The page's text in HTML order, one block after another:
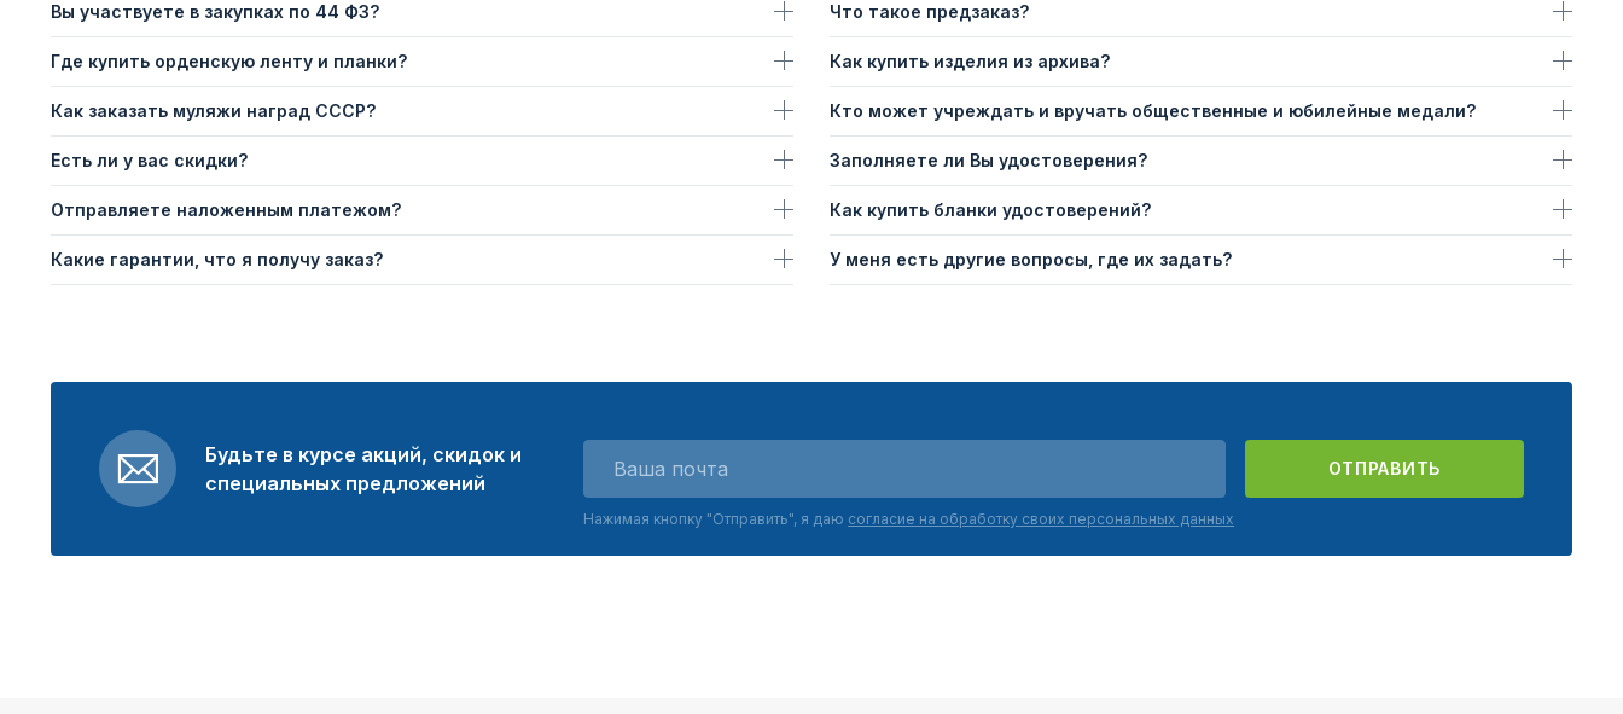
Вы участвуете в закупках по 44 ФЗ?
Где купить орденскую ленту и планки?
Как заказать муляжи наград СССР?
Есть ли у вас скидки?
Отправляете наложенным платежом?
Какие гарантии, что я получу заказ?
Что такое предзаказ?
Как купить изделия из архива?
Кто может учреждать и вручать общественные и юбилейные медали?
Заполняете ли Вы удостоверения?
Как купить бланки удостоверений?
У меня есть другие вопросы, где их задать?
Будьте в курсе акций, скидок и
специальных предложений
ОТПРАВИТЬ
Нажимая кнопку "Отправить", я даю согласие на обработку своих персональных данных